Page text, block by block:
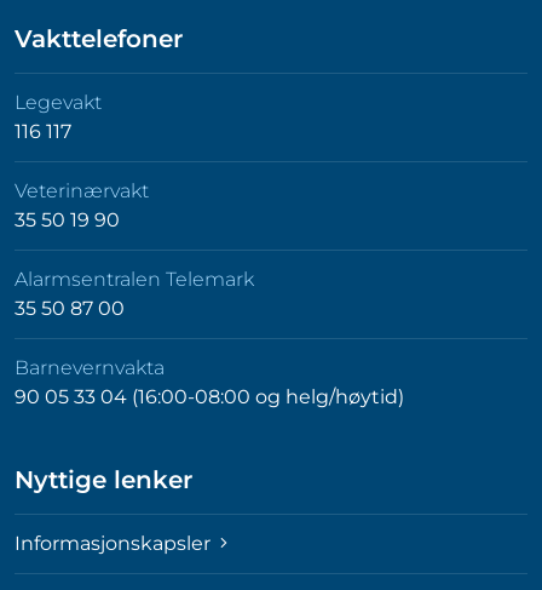
Vakttelefoner
Legevakt
116 117
Veterinærvakt
35 50 19 90
Alarmsentralen Telemark
35 50 87 00
Barnevernvakta
90 05 33 04 (16:00-08:00 og helg/høytid)
Nyttige lenker
Informasjonskapsler